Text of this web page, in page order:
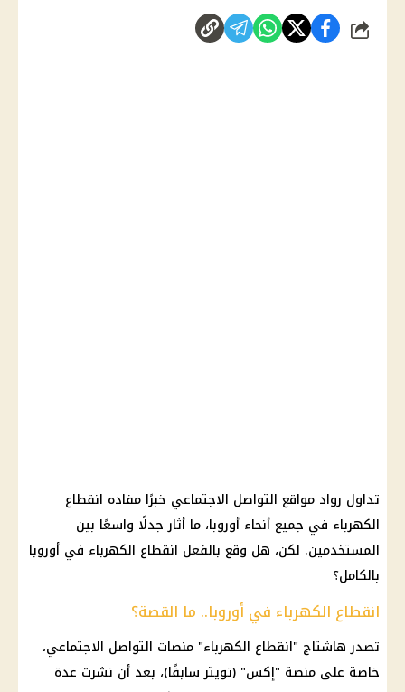
شارك
تداول رواد مواقع التواصل الاجتماعي خبرًا مفاده انقطاع
الكهرباء في جميع أنحاء أوروبا، ما أثار جدلًا واسعًا بين
المستخدمين. لكن، هل وقع بالفعل انقطاع الكهرباء في أوروبا
بالكامل؟
انقطاع الكهرباء في أوروبا.. ما القصة؟
تصدر هاشتاج "انقطاع الكهرباء" منصات التواصل الاجتماعي،
خاصة على منصة "إكس" (تويتر سابقًا)، بعد أن نشرت عدة